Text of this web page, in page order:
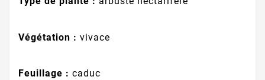
Végétation : vivace
Feuillage : caduc